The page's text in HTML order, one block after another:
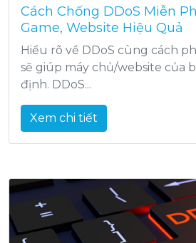
Cách Chống DDoS Miễn
Game, Website Hiệu Quả
Hiểu rõ về DDoS cùng cách
sẽ giúp máy chủ/website của
định. DDoS...
Xem chi tiết